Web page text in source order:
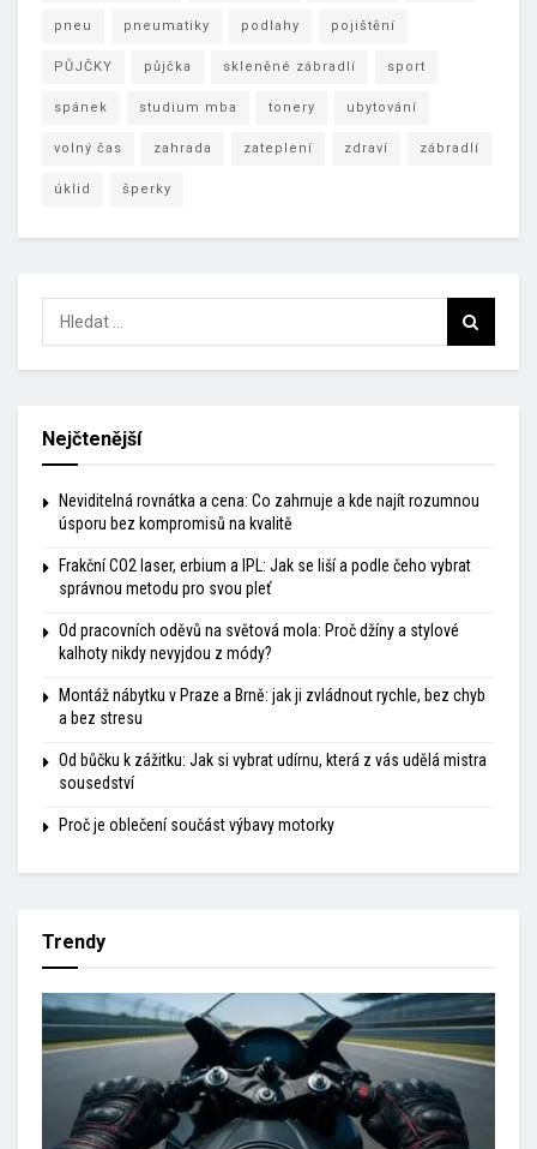
pneu pneumatiky podlahy pojištění
PŮJČKY půjčka skleněné zábradlí sport
spánek studium mba tonery ubytování
volný čas zahrada zateplení zdraví zábradlí
úklid šperky
Nejčtenější
Neviditelná rovnátka a cena: Co zahrnuje a kde najít rozumnou
úsporu bez kompromisů na kvalitě
Frakční CO2 laser, erbium a IPL: Jak se liší a podle čeho vybrat
správnou metodu pro svou pleť
Od pracovních oděvů na světová mola: Proč džíny a stylové
kalhoty nikdy nevyjdou z módy?
Montáž nábytku v Praze a Brně: jak ji zvládnout rychle, bez chyb
a bez stresu
Od bůčku k zážitku: Jak si vybrat udírnu, která z vás udělá mistra
sousedství
Proč je oblečení součást výbavy motorky
Trendy